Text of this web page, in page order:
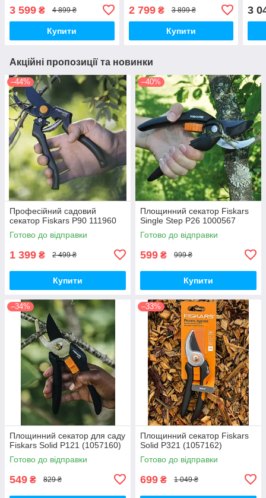
3 599 ₴ 4 899 ₴
Купити
2 799₴ 3 899 ₴
Купити
3
Акційні пропозиції та новинки
–44%
Професійний садовий
секатор Fiskars P90 111960
Готово до відправки
1 399 ₴ 2 499 ₴
Купити
–40%
Площинний секатор Fiskars
Single Step P26 1000567
Готово до відправки
599 ₴ 999 ₴
Купити
–34%
Площинний секатор для саду
Fiskars Solid P121 (1057160)
Готово до відправки
549 ₴ 829 ₴
–33%
Площинний секатор Fiskars
Solid P321 (1057162)
Готово до відправки
699 ₴ 1 049 ₴